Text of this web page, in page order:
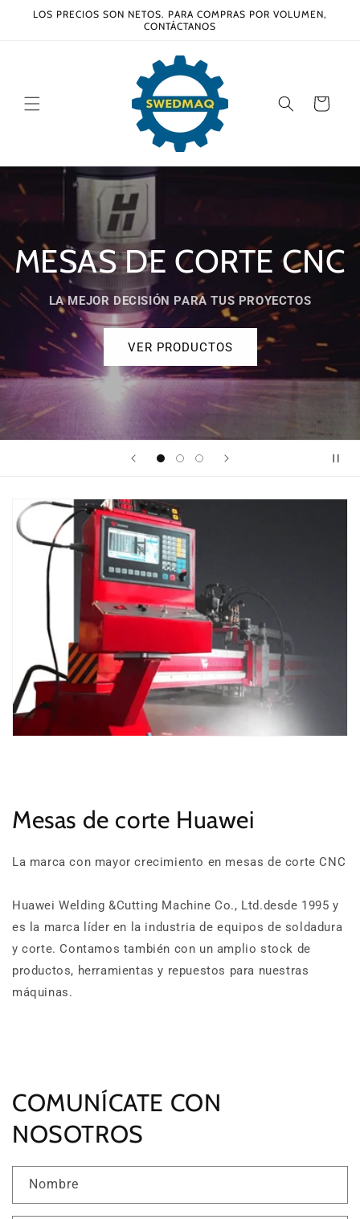
directamente
LOS PRECIOS SON NETOS. PARA COMPRAS POR VOLUMEN,
CONTÁCTANOS
Carrito
CNC
TUS PROYECTOS
EQUIPO
SOMOS DISTRIBUIDORES
#1 EN CORTADORAS
VER
Mesas de corte Huawei
La marca con mayor crecimiento en mesas de corte CNC
Huawei Welding &Cutting Machine Co., Ltd.desde 1995 y
es la marca líder en la industria de equipos de soldadura
y corte. Contamos también con un amplio stock de
productos, herramientas y repuestos para nuestras
máquinas.
COMUNÍCATE CON
NOSOTROS
Nombre